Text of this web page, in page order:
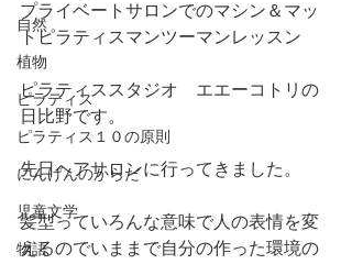
自然
植物
ピラティス
ピラティス１０の原則
にんげんのからだ
児童文学
物語
プライベートサロンでのマシン＆マッ
トピラティスマンツーマンレッスン
ピラティススタジオ　エエーコトリの
日比野です。
先日ヘアサロンに行ってきました。
髪型っていろんな意味で人の表情を変
えるのでいままで自分の作った環境の